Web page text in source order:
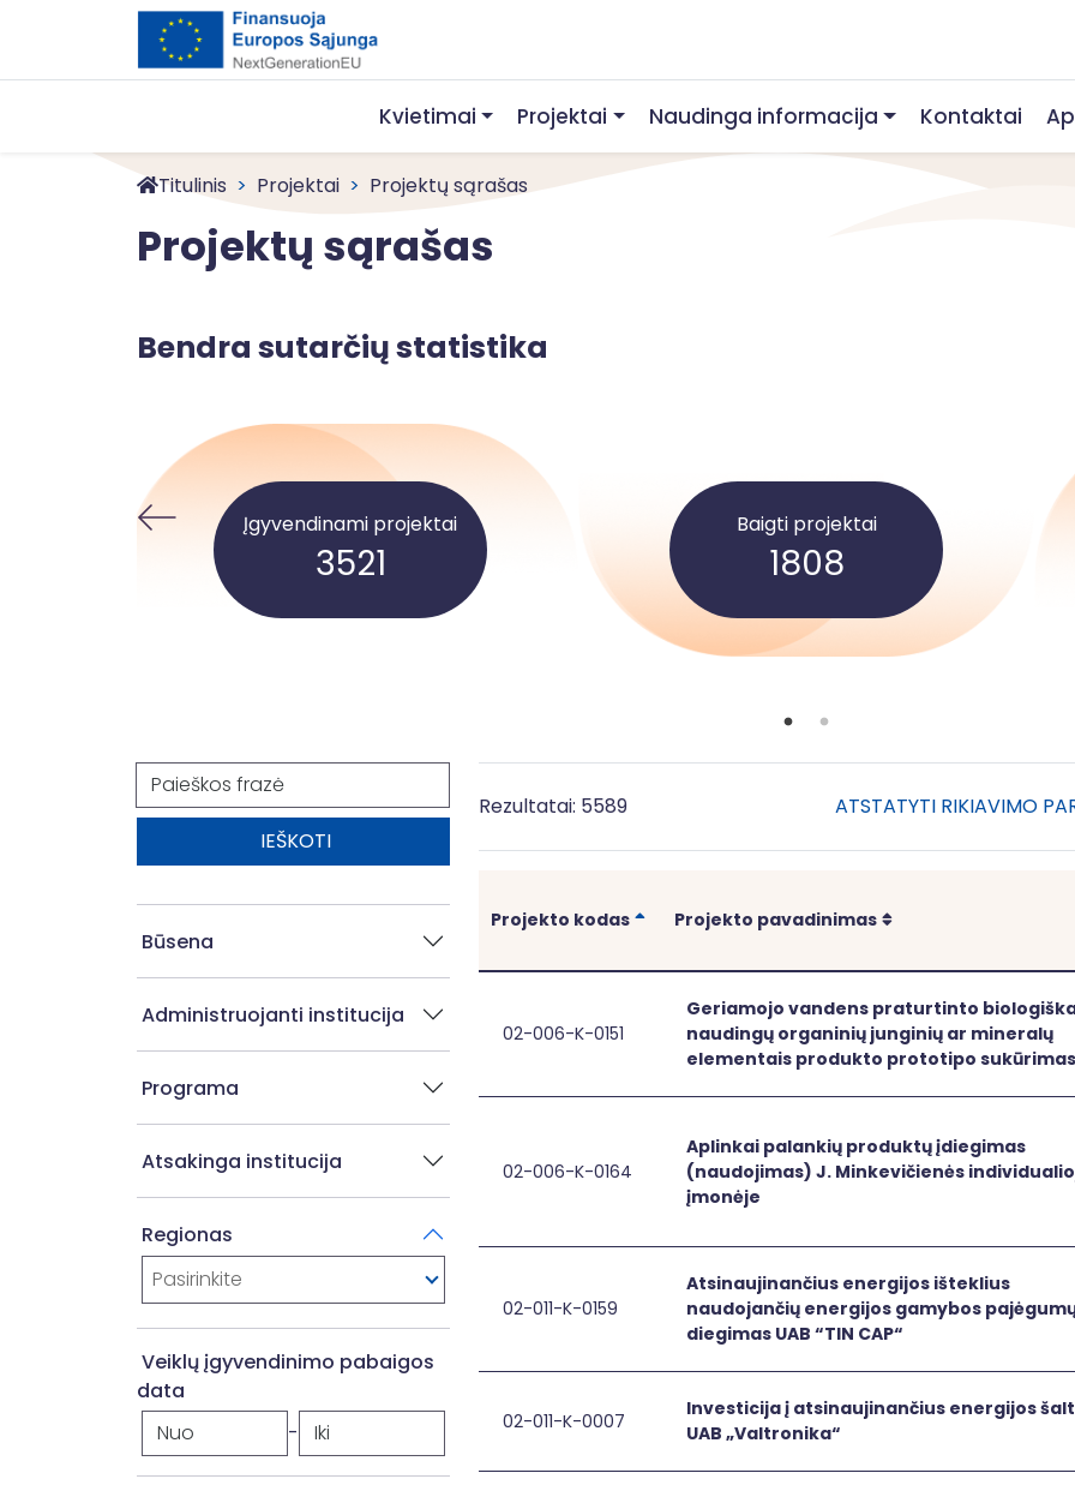
Kvietimai Projektai Naudinga informacija Kontaktai
Titulinis Projektai Projektų sąrašas
Projektų sąrašas
Bendra sutarčių statistika
Įgyvendinami projektai
3521
Baigti projektai
1808
Paieška
Būsena
Administruojanti institucija
Programa
Atsakinga institucija
Regionas
Pasirinkite
Veiklų įgyvendinimo pabaigos
data
-
Rezultatai: 5589 ATSTATYTI RIKIAVIMO
Projekto kodas Rikiuoti
Projekto pavadinimas Rikiuoti
Geriamojo vandens praturtinto biologiškai naudingų
02-006-K-0151
Geriamojo
vandens
praturtinto
naudingų
organinių
junginių
mineralų
elementais
produkto
prototipo
sukūrimas
Geriamojo vandens praturtinto
naudingų organinių junginių ar mineralų
elementais produkto prototipo sukūrimas
Aplinkai palankių produktų įdiegimas (naudojimas) J.
02-006-K-0164
Aplinkai
palankių
(naudojimas)
J.
Minkevičienės
Aplinkai palankių produktų įdiegimas
(naudojimas) J. Minkevičienės
įmonėje
Atsinaujinančius energijos išteklius naudojančių energijos
02-011-K-0159
Atsinaujinančius
energijos
išteklius
naudojančių
energijos
gamybos
pajėgumų
Atsinaujinančius energijos išteklius
naudojančių energijos gamybos
diegimas UAB “TIN CAP“
Investicija į atsinaujinančius energijos šaltinius UAB
02-011-K-0007
Investicija
Investicija į atsinaujinančius energijos
UAB „Valtronika“